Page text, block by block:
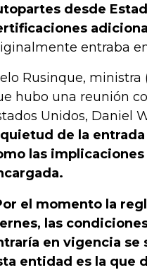
desde
entraba
Rusinque,
hubo una reunión
Unidos, Daniel
de la
las
el momento la
las
en vigencia se
entidad es la que